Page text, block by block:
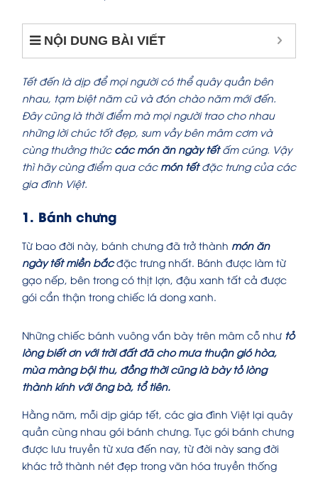
NỘI DUNG BÀI VIẾT
Tết đến là dịp để mọi người có thể quây quần bên
nhau, tạm biệt năm cũ và đón chào năm mới đến.
Đây cũng là thời điểm mà mọi người trao cho nhau
những lời chúc tốt đẹp, sum vầy bên mâm cơm và
cùng thưởng thứccác món ăn ngày tếtấm cúng. Vậy
thì hãy cùng điểm qua các món tếtđặc trưng của các
gia đình Việt.
1. Bánh chưng
Từ bao đời này, bánh chưng đã trở thành món ăn
ngày tết miền bắcđặc trưng nhất. Bánh được làm từ
gạo nếp, bên trong có thịt lợn, đậu xanh tất cả được
gói cẩn thận trong chiếc lá dong xanh.
Những chiếc bánh vuông vắn bày trên mâm cỗ như tỏ
lòng biết ơn với trời đất đã cho mưa thuận gió hòa,
mùa màng bội thu, đồng thời cũng là bày tỏ lòng
thành kính với ông bà, tổ tiên.
Hằng năm, mỗi dịp giáp tết, các gia đình Việt lại quây
quần cùng nhau gói bánh chưng. Tục gói bánh chưng
được lưu truyền từ xưa đến nay, từ đời này sang đời
khác trở thành nét đẹp trong văn hóa truyền thống